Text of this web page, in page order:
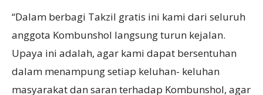
“Dalam berbagi Takzil gratis ini kami dari seluruh
anggota Kombunshol langsung turun kejalan.
Upaya ini adalah, agar kami dapat bersentuhan
dalam menampung setiap keluhan- keluhan
masyarakat dan saran terhadap Kombunshol, agar